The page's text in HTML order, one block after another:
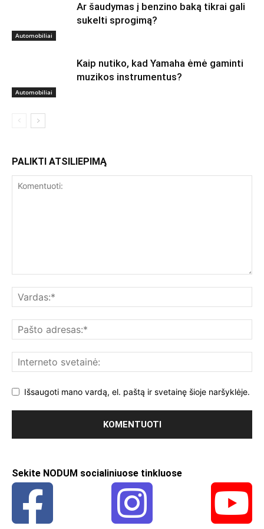
Automobiliai
Ar šaudymas į benzino baką tikrai gali
sukelti sprogimą?
Automobiliai
Kaip nutiko, kad Yamaha ėmė gaminti
muzikos instrumentus?
PALIKTI ATSILIEPIMĄ
Išsaugoti mano vardą, el. paštą ir svetainę šioje naršyklėje.
Sekite NODUM socialiniuose tinkluose